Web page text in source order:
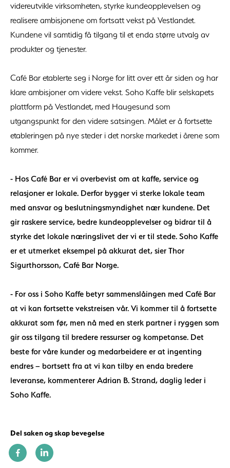
videreutvikle virksomheten, styrke kundeopplevelsen og
realisere ambisjonene om fortsatt vekst på Vestlandet.
Kundene vil samtidig få tilgang til et enda større utvalg av
produkter og tjenester.
Café Bar etablerte seg i Norge for litt over ett år siden og har
klare ambisjoner om videre vekst. Soho Kaffe blir selskapets
plattform på Vestlandet, med Haugesund som
utgangspunkt for den videre satsingen. Målet er å fortsette
etableringen på nye steder i det norske markedet i årene som
kommer.
- Hos Café Bar er vi overbevist om at kaffe, service og
relasjoner er lokale. Derfor bygger vi sterke lokale team
med ansvar og beslutningsmyndighet nær kundene. Det
gir raskere service, bedre kundeopplevelser og bidrar til å
styrke det lokale næringslivet der vi er til stede. Soho Kaffe
er et utmerket eksempel på akkurat det, sier Thor
Sigurthorsson, Café Bar Norge.
- For oss i Soho Kaffe betyr sammenslåingen med Café Bar
at vi kan fortsette vekstreisen vår. Vi kommer til å fortsette
akkurat som før, men nå med en sterk partner i ryggen som
gir oss tilgang til bredere ressurser og kompetanse. Det
beste for våre kunder og medarbeidere er at ingenting
endres – bortsett fra at vi kan tilby en enda bredere
leveranse, kommenterer Adrian B. Strand, daglig leder i
Soho Kaffe.
Del saken og skap bevegelse